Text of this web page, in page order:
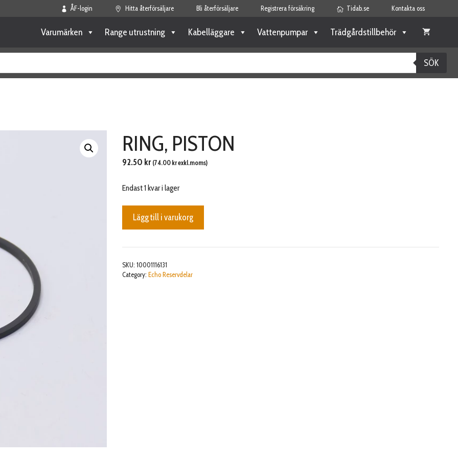
ÅF-login Hitta återförsäljare Bli återförsäljare Registrera försäkring Tidab.se Kontakta oss
Varumärken Range utrustning Kabelläggare Vattenpumpar Trädgårdstillbehör
SÖK
RING, PISTON
92.50 kr (74.00 krexkl.moms)
Endast 1 kvar i lager
PISTON
Lägg till i varukorg
SKU: 10001116131
Category: Echo Reservdelar